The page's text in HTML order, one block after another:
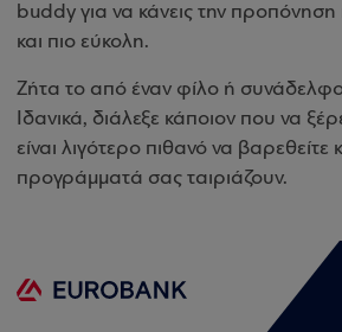
buddy για να κάνεις την προπόνηση
και πιο εύκολη.
Ζήτα το από έναν φίλο ή
Ιδανικά, διάλεξε κάποιον που να
είναι λιγότερο πιθανό να βαρεθείτε
προγράμματά σας ταιριάζουν.